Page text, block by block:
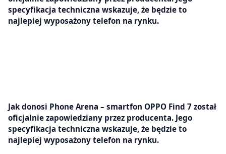
specyfikacja techniczna wskazuje, że będzie to
najlepiej wyposażony telefon na rynku.
Jak donosi Phone Arena – smartfon OPPO Find 7 został
oficjalnie zapowiedziany przez producenta. Jego
specyfikacja techniczna wskazuje, że będzie to
najlepiej wyposażony telefon na rynku.